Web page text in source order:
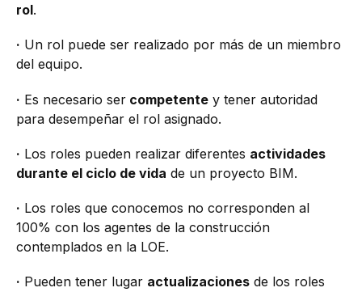
rol.
· Un rol puede ser realizado por más de un miembro
del equipo.
· Es necesario ser competente y tener autoridad
para desempeñar el rol asignado.
· Los roles pueden realizar diferentes actividades
durante el ciclo de vida de un proyecto BIM.
· Los roles que conocemos no corresponden al
100% con los agentes de la construcción
contemplados en la LOE.
· Pueden tener lugar actualizaciones de los roles